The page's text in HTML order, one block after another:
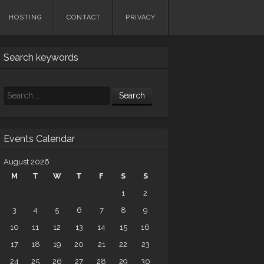
HOSTING CONTACT PRIVACY
Search keywords
Search
Events Calendar
August 2026
M
T W T F S
S
1
2
3
4 5 6 7 8
9
10
11 12 13 14 15
16
17
18 19 20 21 22
23
24
25 26 27 28 29
30